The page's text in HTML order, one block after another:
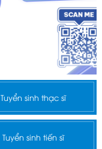
Tuyển sinh thạc sĩ
Tuyển sinh tiến sĩ